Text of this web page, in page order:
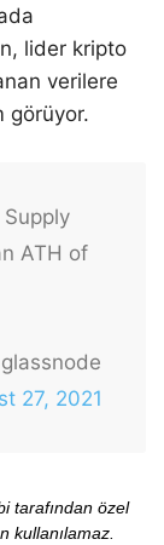
lider kripto
verilere
görüyor.
ATH of
27, 2021
tarafından özel
kullanılamaz.